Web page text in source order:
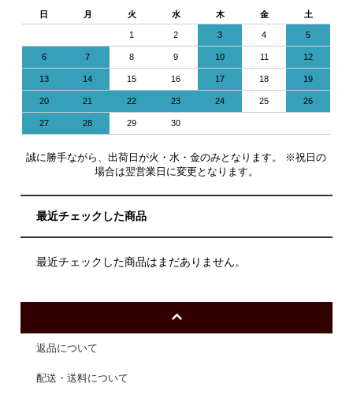
日 月 火 水 木 金 土
1 2 3 4 5
6 7 8 9 10 11 12
13 14 15 16 17 18 19
20 21 22 23 24 25 26
27 28 29 30
誠に勝手ながら、出荷日が火・水・金のみとなります。 ※祝日の
場合は翌営業日に変更となります。
最近チェックした商品
最近チェックした商品はまだありません。
返品について
配送・送料について